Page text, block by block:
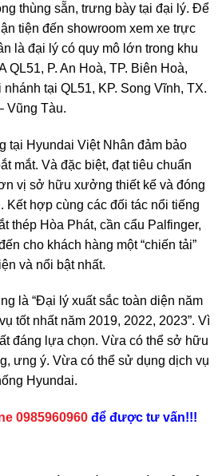
thùng sẵn, trưng bày tại đại lý. Để
tiện đến showroom xem xe trực
là đại lý có quy mô lớn trong khu
QL51, P. An Hoà, TP. Biên Hoà,
nhánh tại QL51, KP. Song Vĩnh, TX.
Vũng Tàu.
tại Hyundai Việt Nhân đảm bảo
mắt. Và đặc biệt, đạt tiêu chuẩn
vị sở hữu xưởng thiết kế và đóng
Kết hợp cùng các đối tác nổi tiếng
thép Hòa Phát, cần cẩu Palfinger,
cho khách hàng một “chiến tải”
và nổi bật nhất.
là “Đại lý xuất sắc toàn diện năm
tốt nhất năm 2019, 2022, 2023”. Vì
đáng lựa chọn. Vừa có thể sở hữu
ưng ý. Vừa có thể sử dụng dịch vụ
Hyundai.
0985960960để được tư vấn!!!